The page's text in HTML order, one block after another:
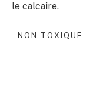
le calcaire.
NON TOXIQUE